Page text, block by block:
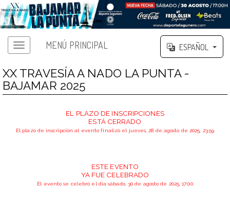
MENÚ PRINCIPAL ESPAÑOL
XX TRAVESÍA A NADO LA PUNTA -
BAJAMAR 2025
EL PLAZO DE INSCRIPCIONES
ESTÁ CERRADO
El plazo de inscripción al evento finalizó el jueves, 28 de agosto de 2025, 23:59
ESTE EVENTO
YA FUE CELEBRADO
El evento se celebró el día sábado, 30 de agosto de 2025, 17:00